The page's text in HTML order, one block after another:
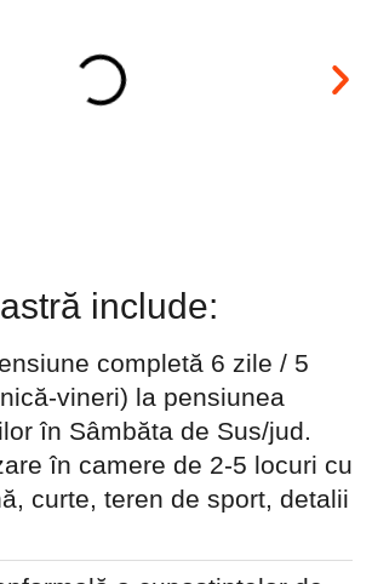
include:
completă 6 zile / 5
vineri) la pensiunea
în Sâmbăta de Sus/jud.
în camere de 2-5 locuri cu
curte, teren de sport, detalii